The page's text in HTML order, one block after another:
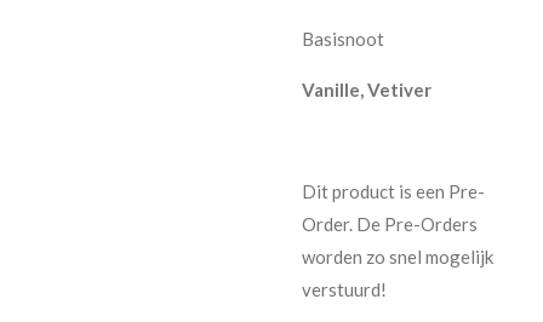
Basisnoot
Vanille, Vetiver
Dit product is een Pre-
Order. De Pre-Orders
worden zo snel mogelijk
verstuurd!